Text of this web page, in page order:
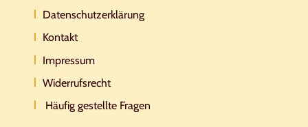
Datenschutzerklärung
Kontakt
Impressum
Widerrufsrecht
Häufig gestellte Fragen